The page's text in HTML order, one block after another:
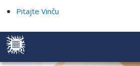
Pitajte Vinču